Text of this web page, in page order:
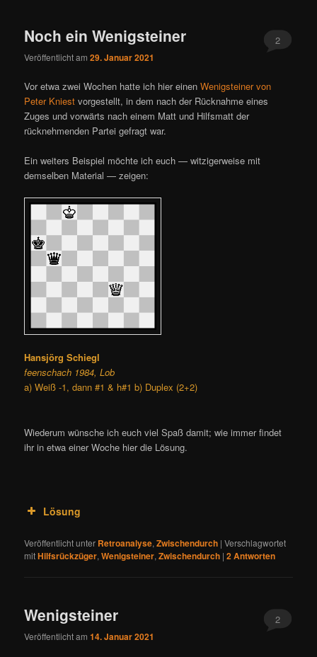
Noch ein Wenigsteiner
Veröffentlicht am29. Januar 2021
2
Vor etwa zwei Wochen hatte ich hier einenWenigsteiner von
Peter Kniest vorgestellt, in dem nach der Rücknahme eines
Zuges und vorwärts nach einem Matt und Hilfsmatt der
rücknehmenden Partei gefragt war.
Ein weiters Beispiel möchte ich euch — witzigerweise mit
demselben Material — zeigen:
Hansjörg Schiegl
feenschach 1984, Lob
a) Weiß -1, dann #1 & h#1 b) Duplex (2+2)
Wiederum wünsche ich euch viel Spaß damit; wie immer findet
ihr in etwa einer Woche hier die Lösung.
Lösung
Veröffentlicht unter Retroanalyse,Zwischendurch |Verschlagwortet
mitHilfsrückzüger,Wenigsteiner,Zwischendurch |2Antworten
Wenigsteiner
Veröffentlicht am14. Januar 2021
2